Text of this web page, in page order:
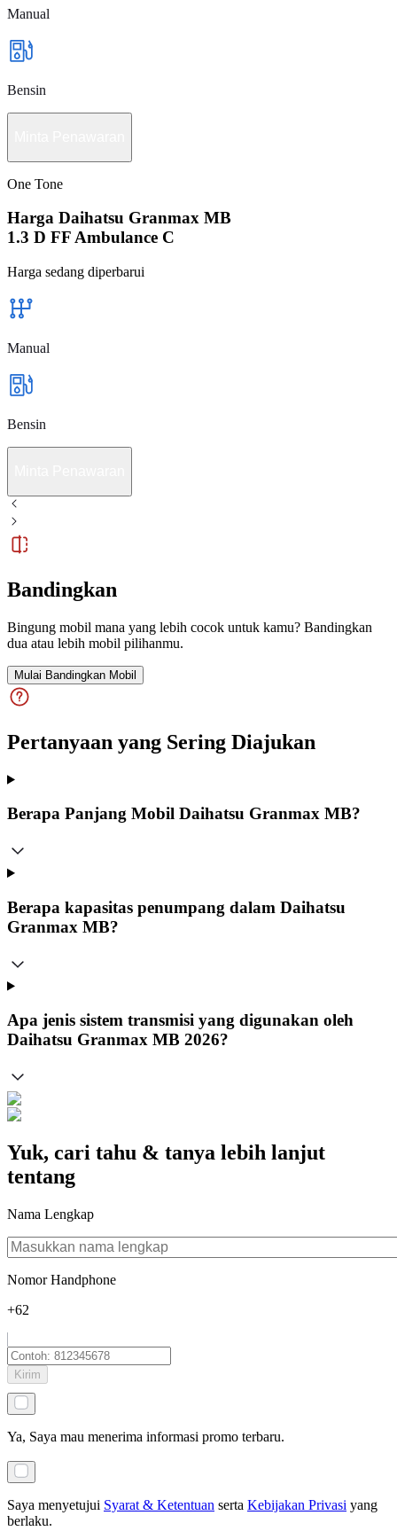
Manual
Bensin
One Tone
Harga Daihatsu Granmax MB
1.3 D FF Ambulance C
Harga sedang diperbarui
Manual
Bensin
Bandingkan
Bingung mobil mana yang lebih cocok untuk kamu? Bandingkan
dua atau lebih mobil pilihanmu.
Mulai Bandingkan Mobil
Pertanyaan yang Sering Diajukan
Berapa Panjang Mobil Daihatsu Granmax MB?
Berapa kapasitas penumpang dalam Daihatsu
Granmax MB?
Apa jenis sistem transmisi yang digunakan oleh
Daihatsu Granmax MB 2026?
Yuk, cari tahu & tanya lebih lanjut
tentang
Nama Lengkap
Nomor Handphone
+62
Kirim
Ya, Saya mau menerima informasi promo terbaru.
Saya menyetujui Syarat & Ketentuan serta Kebijakan Privasi yang
berlaku.